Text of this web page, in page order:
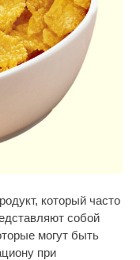
который часто
собой
могут быть
при
долго